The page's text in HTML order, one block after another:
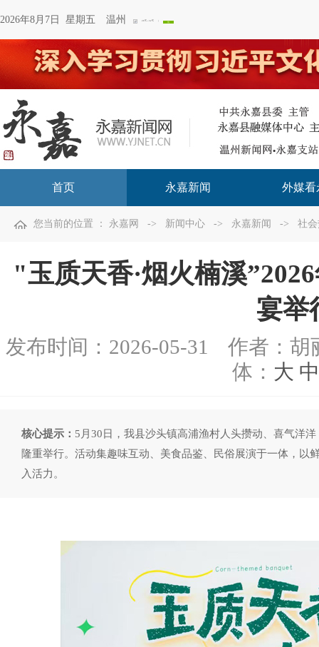
2026年8月7日 星期五 温州
首页 永嘉新闻 外媒看
您当前的位置 ： 永嘉网 -> 新闻中心 -> 永嘉新闻 -> 社
"玉质天香·烟火楠溪
宴举
发布时间： 2026-05-31
作者：胡
体： 大 中
核心提示： 5月30日，我县沙头镇高浦渔村人头攒动、喜气洋
隆重举行。活动集趣味互动、美食品鉴、民俗展演于一体，以
入活力。